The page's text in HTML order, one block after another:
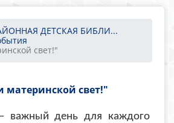
ДЕТСКАЯ БИБЛИ...
свет!"
свет!"
важный день для каждого